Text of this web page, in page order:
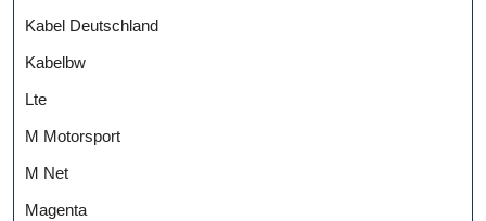
Kabel Deutschland
Kabelbw
Lte
M Motorsport
M Net
Magenta